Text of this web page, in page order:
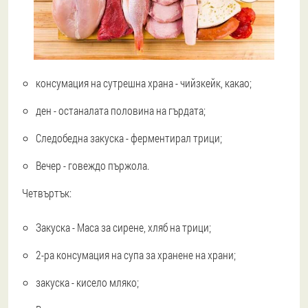
консумация на сутрешна храна - чийзкейк, какао;
ден - останалата половина на гърдата;
Следобедна закуска - ферментирал трици;
Вечер - говеждо пържола.
Четвъртък:
Закуска - Маса за сирене, хляб на трици;
2-ра консумация на супа за хранене на храни;
закуска - кисело мляко;